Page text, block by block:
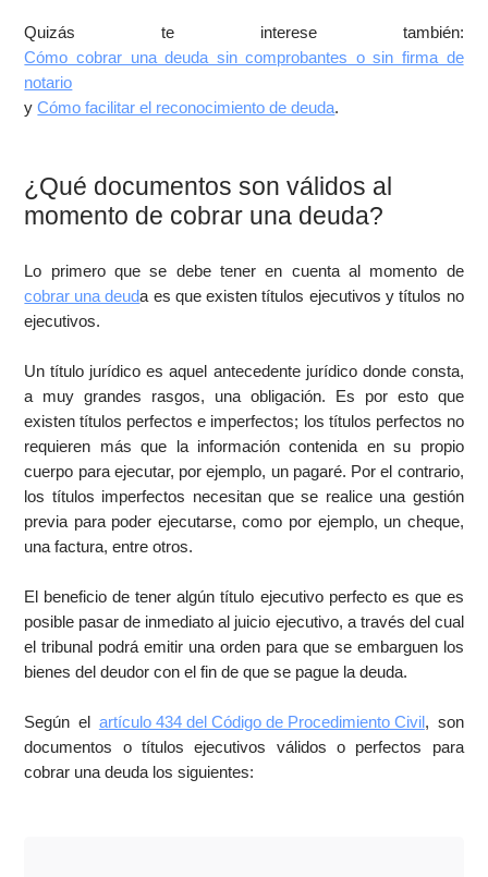
Quizás te interese también:
Cómo cobrar una deuda sin comprobantes o sin firma de
notario
yCómo facilitar el reconocimiento de deuda.
¿Qué documentos son válidos al
momento de cobrar una deuda?
Lo primero que se debe tener en cuenta al momento de
cobrar una deuda es que existen títulos ejecutivos y títulos no
ejecutivos.
Un título jurídico es aquel antecedente jurídico donde consta,
a muy grandes rasgos, una obligación. Es por esto que
existen títulos perfectos e imperfectos; los títulos perfectos no
requieren más que la información contenida en su propio
cuerpo para ejecutar, por ejemplo, un pagaré. Por el contrario,
los títulos imperfectos necesitan que se realice una gestión
previa para poder ejecutarse, como por ejemplo, un cheque,
una factura, entre otros.
El beneficio de tener algún título ejecutivo perfecto es que es
posible pasar de inmediato al juicio ejecutivo, a través del cual
el tribunal podrá emitir una orden para que se embarguen los
bienes del deudor con el fin de que se pague la deuda.
Según el artículo 434 del Código de Procedimiento Civil, son
documentos o títulos ejecutivos válidos o perfectos para
cobrar una deuda los siguientes: